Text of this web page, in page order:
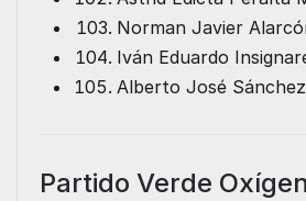
Norman Javier
Iván Eduardo
Alberto José
Partido Verde